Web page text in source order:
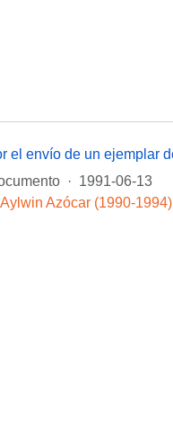
· 1991-06-13
Azócar (1990-1994)